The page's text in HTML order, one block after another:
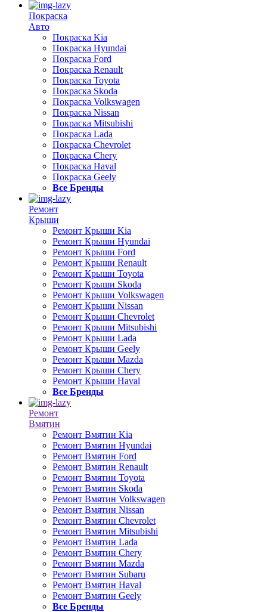
Покраска
Авто
Покраска Kia
Покраска Hyundai
Покраска Ford
Покраска Renault
Покраска Toyota
Покраска Skoda
Покраска Volkswagen
Покраска Nissan
Покраска Mitsubishi
Покраска Lada
Покраска Chevrolet
Покраска Chery
Покраска Haval
Покраска Geely
Все Бренды
Ремонт
Крыши
Ремонт Крыши Kia
Ремонт Крыши Hyundai
Ремонт Крыши Ford
Ремонт Крыши Renault
Ремонт Крыши Toyota
Ремонт Крыши Skoda
Ремонт Крыши Volkswagen
Ремонт Крыши Nissan
Ремонт Крыши Chevrolet
Ремонт Крыши Mitsubishi
Ремонт Крыши Lada
Ремонт Крыши Geely
Ремонт Крыши Mazda
Ремонт Крыши Chery
Ремонт Крыши Haval
Все Бренды
Ремонт
Вмятин
Ремонт Вмятин Kia
Ремонт Вмятин Hyundai
Ремонт Вмятин Ford
Ремонт Вмятин Renault
Ремонт Вмятин Toyota
Ремонт Вмятин Skoda
Ремонт Вмятин Volkswagen
Ремонт Вмятин Nissan
Ремонт Вмятин Chevrolet
Ремонт Вмятин Mitsubishi
Ремонт Вмятин Lada
Ремонт Вмятин Chery
Ремонт Вмятин Mazda
Ремонт Вмятин Subaru
Ремонт Вмятин Haval
Ремонт Вмятин Geely
Все Бренды